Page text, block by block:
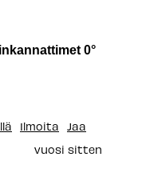
0°
Ilmoita
Jaa
vuosi sitten